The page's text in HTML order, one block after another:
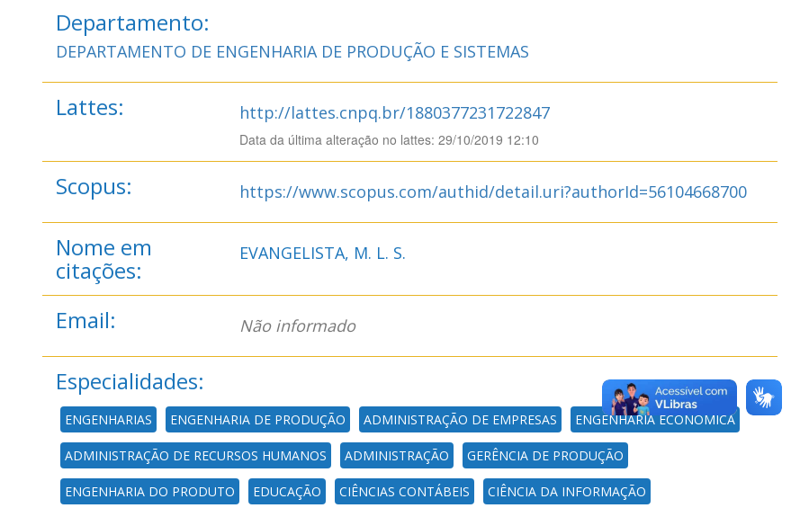
Departamento:
DEPARTAMENTO DE ENGENHARIA DE PRODUÇÃO E SISTEMAS
Lattes: http://lattes.cnpq.br/1880377231722847
Data da última alteração no lattes: 29/10/2019 12:10
Scopus: https://www.scopus.com/authid/detail.uri?authorId=56104668700
Nome em
citações:
EVANGELISTA, M. L. S.
Email: Não informado
Especialidades:
ENGENHARIAS ENGENHARIA DE PRODUÇÃO ADMINISTRAÇÃO DE EMPRESAS ENGENHARIA ECONÔMICA
ADMINISTRAÇÃO DE RECURSOS HUMANOS ADMINISTRAÇÃO GERÊNCIA DE PRODUÇÃO
ENGENHARIA DO PRODUTO EDUCAÇÃO CIÊNCIAS CONTÁBEIS CIÊNCIA DA INFORMAÇÃO